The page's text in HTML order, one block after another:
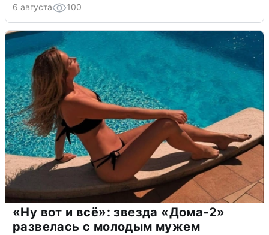
6 августа 100
«Ну вот и всё»: звезда «Дома-2»
развелась с молодым мужем